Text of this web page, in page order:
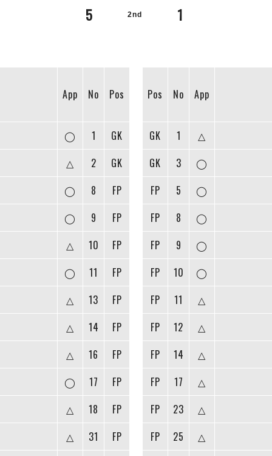
5
2nd 1
App No Pos
◯ 1
GK
△
2
GK
◯
8
FP
◯
9
FP
△
10
FP
◯
11
FP
△
13
FP
△
14
FP
△
16
FP
◯
17
FP
△
18
FP
△
31
FP
Pos No App
GK 1
△
GK
3
◯
FP
5
◯
FP
8
◯
FP
9
◯
FP
10
◯
FP
11
△
FP
12
△
FP
14
△
FP
17
△
FP
23
△
FP
25 △